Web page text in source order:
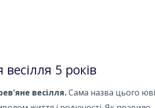
5 років
весілля.Сама назва цього